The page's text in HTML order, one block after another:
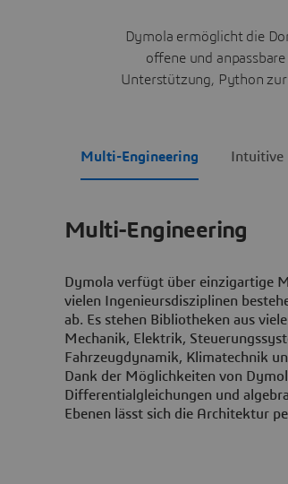
Dymola ermöglicht die
offene und
Unterstützung, Python
Multi-Engineering
Multi-Engineering
Dymola verfügt über einzigartige
vielen Ingenieursdisziplinen
ab. Es stehen Bibliotheken aus
Mechanik, Elektrik,
Fahrzeugdynamik, Klimatechnik
Dank der Möglichkeiten von
Differentialgleichungen und
Ebenen lässt sich die Architektur